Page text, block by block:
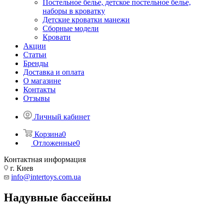
Постельное белье, детское постельное белье,
наборы в кроватку
Детские кроватки манежи
Сборные модели
Кровати
Акции
Статьи
Бренды
Доставка и оплата
О магазине
Контакты
Отзывы
Личный кабинет
Корзина0
Отложенные0
Контактная информация
г. Киев
info@intertoys.com.ua
Надувные бассейны